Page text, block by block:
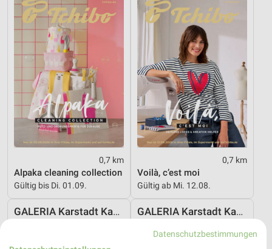
0,7 km
Alpaka cleaning collection
Gültig bis Di. 01.09.
0,7 km
Voilà, c’est moi
Gültig ab Mi. 12.08.
GALERIA Karstadt Kaufhof GALERIA Karstadt Kaufhof
Datenschutzbestimmungen